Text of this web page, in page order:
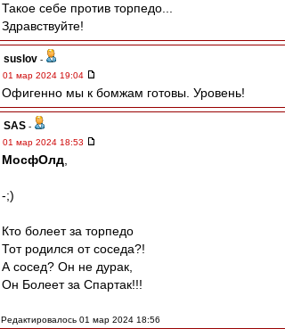
Такое себе против торпедо...
Здравствуйте!
suslov -
01 мар 2024 19:04
Офигенно мы к бомжам готовы. Уровень!
SAS -
01 мар 2024 18:53
МосфОлд
-;)
Кто болеет за торпедо
Тот родился от соседа?!
А сосед? Он не дурак,
Он Болеет за Спартак!!!
Редактировалось 01 мар 2024 18:56